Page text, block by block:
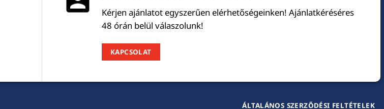
Kérjen ajánlatot egyszerűen elérhetőségeinken! Ajánlatkéréséres
48 órán belül válaszolunk!
KAPCSOLAT
ÁLTALÁNOS SZERZŐDÉSI FELTÉTELEK